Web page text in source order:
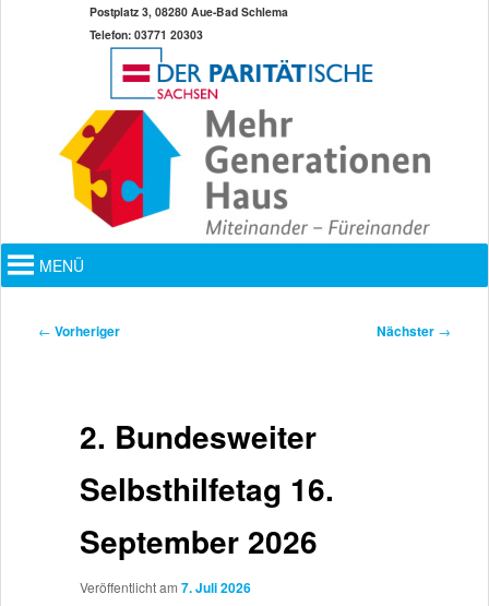
Postplatz 3, 08280 Aue-Bad Schlema
Telefon: 03771 20303
Hauptmenü
MENÜ
Beitragsnavigation
← Vorheriger Nächster →
2. Bundesweiter
Selbsthilfetag 16.
September 2026
Veröffentlicht am 7. Juli 2026